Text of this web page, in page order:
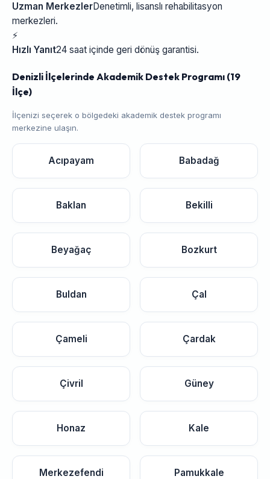
Uzman MerkezlerDenetimli, lisanslı rehabilitasyon
merkezleri.
⚡
Hızlı Yanıt24 saat içinde geri dönüş garantisi.
Denizli İlçelerinde Akademik Destek Programı (19
İlçe)
İlçenizi seçerek o bölgedeki akademik destek programı
merkezine ulaşın.
Acıpayam Babadağ
Baklan Bekilli
Beyağaç Bozkurt
Buldan Çal
Çameli Çardak
Çivril Güney
Honaz Kale
Merkezefendi Pamukkale